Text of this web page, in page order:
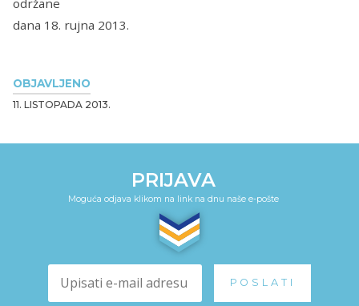
OBJAVLJENO
11. LISTOPADA 2013.
dana 18. rujna 2013.
PRIJAVA
Moguća odjava klikom na link na dnu naše e-pošte